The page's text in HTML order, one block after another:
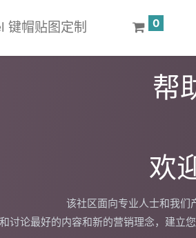
键帽贴图定制 0
帮
欢
该社区面向专业人士和我们
讨论最好的内容和新的营销理念，建立